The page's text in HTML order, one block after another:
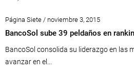
Página Siete / noviembre 3, 2015
BancoSol sube 39 peldaños en
BancoSol consolida su liderazgo en las
avanzar en el...